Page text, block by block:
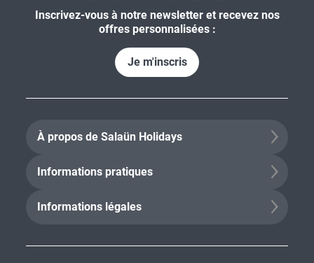
Inscrivez-vous à notre newsletter et recevez nos
offres personnalisées :
Je m'inscris
À propos de Salaün Holidays
Informations pratiques
Informations légales